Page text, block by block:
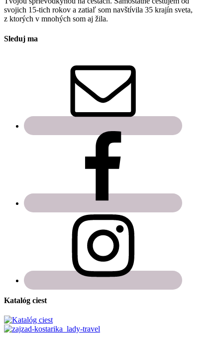
svojich 15-tich rokov a zatiaľ som navštívila 35 krajín sveta,
z ktorých v mnohých som aj žila.
Sleduj ma
Katalóg ciest